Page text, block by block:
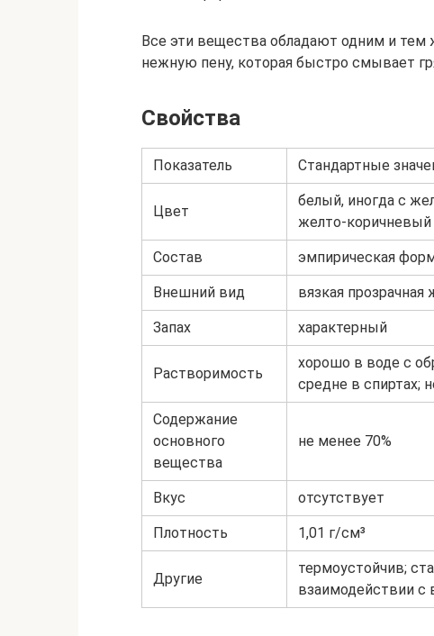
Все эти вещества обладают одним и
нежную пену, которая быстро смывает
Свойства
Показатель Стандартные
Цвет
белый, иногда с
желто-коричневый
Состав эмпирическая
Внешний вид вязкая прозрачная
Запах характерный
Растворимость
хорошо в воде с
средне в спиртах;
Содержание
основного
вещества
не менее 70%
Вкус отсутствует
Плотность 1,01 г/см³
Другие
термоустойчив;
взаимодействии с